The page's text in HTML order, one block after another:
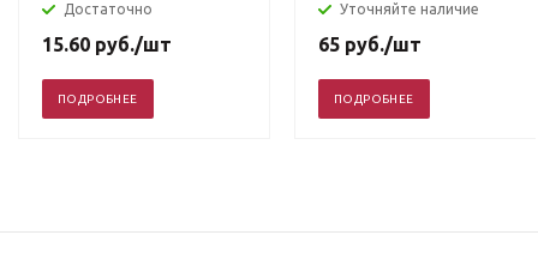
Достаточно
15.60 руб./шт
ПОДРОБНЕЕ
Уточняйте наличие
65 руб./шт
ПОДРОБНЕЕ